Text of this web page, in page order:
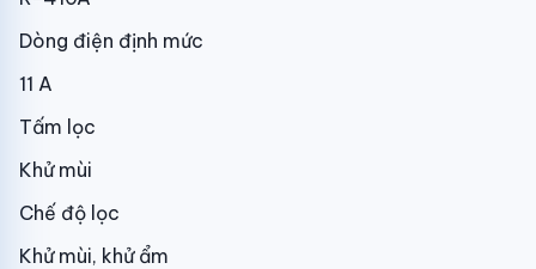
Dòng điện định mức
11 A
Tấm lọc
Khử mùi
Chế độ lọc
Khử mùi, khử ẩm